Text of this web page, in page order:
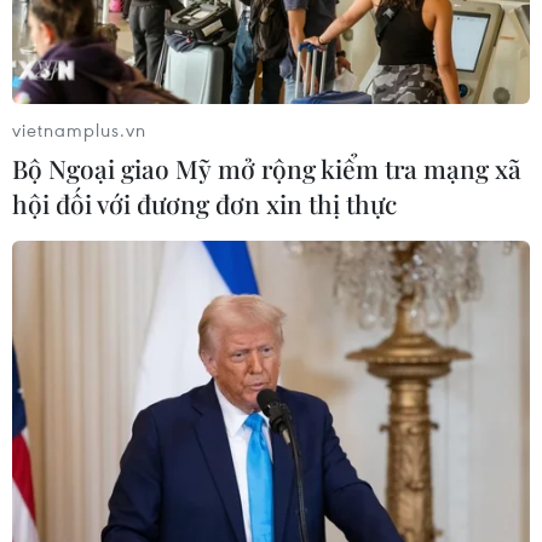
Xem thêm
CƠ QUAN CHỦ QUẢN: THÔNG TẤN XÃ VIỆT NAM
Tổng Biên tập: TRẦN TIẾN DUẨN
Phó Tổng Biên tập: NGUYỄN THỊ TÁM, KHÚC THANH
Sở hữu trí tuệ
Quy định sử dụng
RSS
Hỗ trợ
Ngôn ngữ
TTXVN
vietnamplus.vn
Bộ Ngoại giao Mỹ mở rộng kiểm tra mạng xã
hội đối với đương đơn xin thị thực